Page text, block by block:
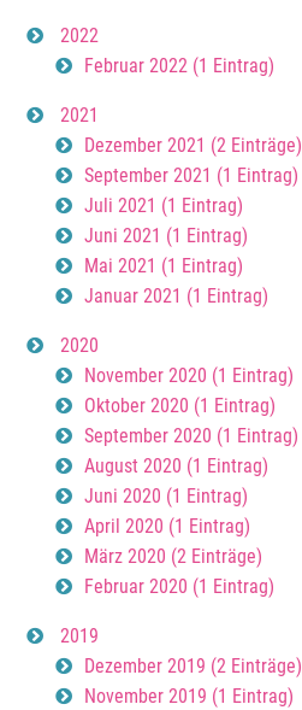
2022
Februar 2022 (1 Eintrag)
2021
Dezember 2021 (2 Einträge)
September 2021 (1 Eintrag)
Juli 2021 (1 Eintrag)
Juni 2021 (1 Eintrag)
Mai 2021 (1 Eintrag)
Januar 2021 (1 Eintrag)
2020
November 2020 (1 Eintrag)
Oktober 2020 (1 Eintrag)
September 2020 (1 Eintrag)
August 2020 (1 Eintrag)
Juni 2020 (1 Eintrag)
April 2020 (1 Eintrag)
März 2020 (2 Einträge)
Februar 2020 (1 Eintrag)
2019
Dezember 2019 (2 Einträge)
November 2019 (1 Eintrag)